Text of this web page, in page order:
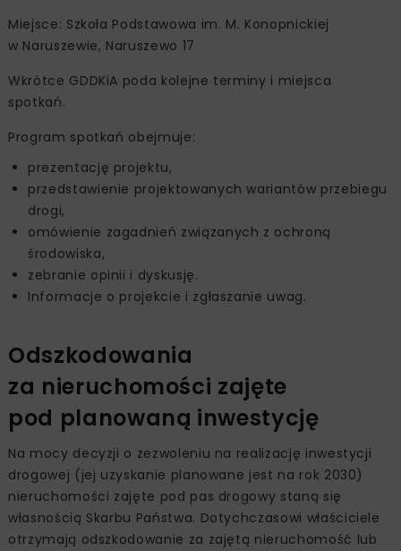
Miejsce: Szkoła Podstawowa im. M. Konopnickiej
w Naruszewie, Naruszewo 17
Wkrótce GDDKiA poda kolejne terminy i miejsca
spotkań.
Program spotkań obejmuje:
prezentację projektu,
przedstawienie projektowanych wariantów przebiegu
drogi,
omówienie zagadnień związanych z ochroną
środowiska,
zebranie opinii i dyskusję.
Informacje o projekcie i zgłaszanie uwag.
Odszkodowania
za nieruchomości zajęte
pod planowaną inwestycję
Na mocy decyzji o zezwoleniu na realizację inwestycji
drogowej (jej uzyskanie planowane jest na rok 2030)
nieruchomości zajęte pod pas drogowy staną się
własnością Skarbu Państwa. Dotychczasowi właściciele
otrzymają odszkodowanie za zajętą nieruchomość lub